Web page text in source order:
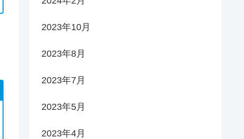
2023年10月
2023年8月
2023年7月
2023年5月
2023年4月